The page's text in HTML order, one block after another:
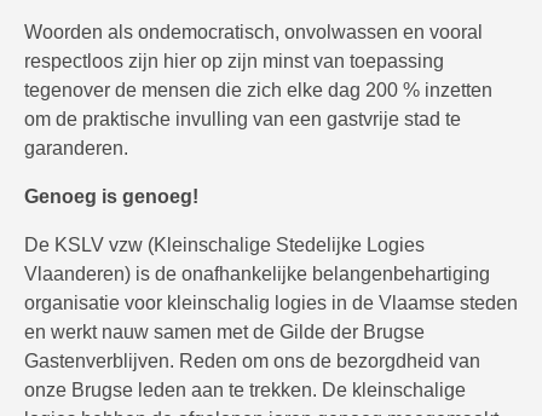
Woorden als ondemocratisch, onvolwassen en vooral
respectloos zijn hier op zijn minst van toepassing
tegenover de mensen die zich elke dag 200 % inzetten
om de praktische invulling van een gastvrije stad te
garanderen.
Genoeg is genoeg!
De KSLV vzw (Kleinschalige Stedelijke Logies
Vlaanderen) is de onafhankelijke belangenbehartiging
organisatie voor kleinschalig logies in de Vlaamse steden
en werkt nauw samen met de Gilde der Brugse
Gastenverblijven. Reden om ons de bezorgdheid van
onze Brugse leden aan te trekken. De kleinschalige